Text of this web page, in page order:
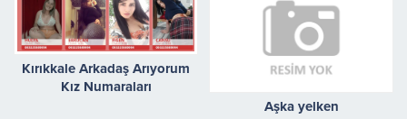
Kırıkkale Arkadaş Arıyorum
Kız Numaraları
Aşka yelken